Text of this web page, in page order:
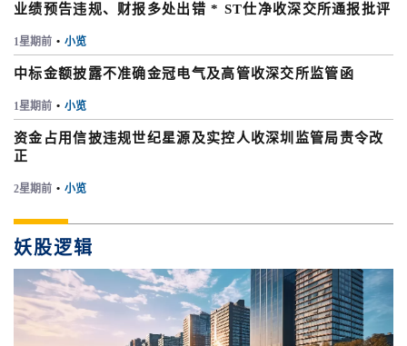
业绩预告违规、财报多处出错 * ST仕净收深交所通报批评
1星期前 • 小览
中标金额披露不准确金冠电气及高管收深交所监管函
1星期前 • 小览
资金占用信披违规世纪星源及实控人收深圳监管局责令改
正
2星期前 • 小览
妖股逻辑